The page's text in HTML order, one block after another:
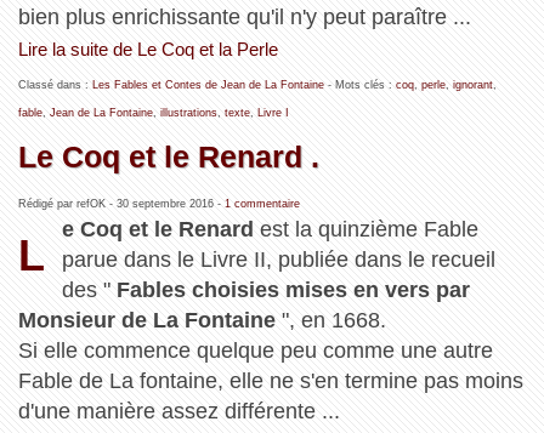
bien plus enrichissante qu'il n'y peut paraître ...
Lire la suite de Le Coq et la Perle
Classé dans : Les Fables et Contes de Jean de La Fontaine- Mots clés : coq, perle, ignorant,
fable, Jean de La Fontaine, illustrations, texte, Livre I
Le Coq et le Renard .
Rédigé par refOK - 30 septembre 2016- 1 commentaire
L
e Coq et le Renard est la quinzième Fable
parue dans le Livre II, publiée dans le recueil
des " Fables choisies mises en vers par
Monsieur de La Fontaine", en 1668.
Si elle commence quelque peu comme une autre
Fable de La fontaine, elle ne s'en termine pas moins
d'une manière assez différente ...